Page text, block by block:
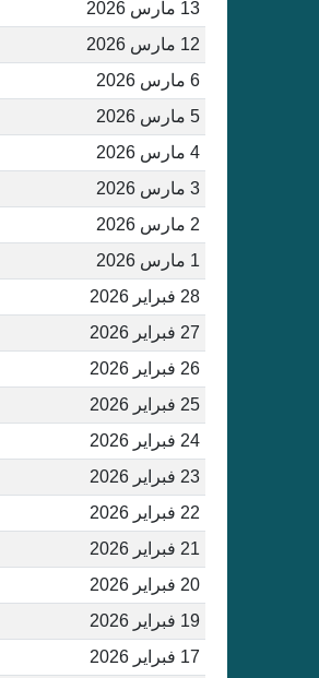
13 مارس 2026
12 مارس 2026
6 مارس 2026
5 مارس 2026
4 مارس 2026
3 مارس 2026
2 مارس 2026
1 مارس 2026
28 فبراير 2026
27 فبراير 2026
26 فبراير 2026
25 فبراير 2026
24 فبراير 2026
23 فبراير 2026
22 فبراير 2026
21 فبراير 2026
20 فبراير 2026
19 فبراير 2026
17 فبراير 2026